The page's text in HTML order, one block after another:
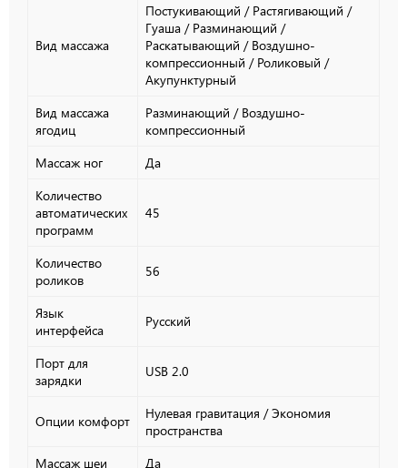
Вид массажа
Постукивающий / Растягивающий /
Гуаша / Разминающий /
Раскатывающий / Воздушно-
компрессионный / Роликовый /
Акупунктурный
Вид массажа
ягодиц
Разминающий / Воздушно-
компрессионный
Массаж ног
Да
Количество
автоматических
программ
45
Количество
роликов
56
Язык
интерфейса
Русский
Порт для
зарядки
USB 2.0
Опции комфорт
Нулевая гравитация / Экономия
пространства
Массаж шеи
Да